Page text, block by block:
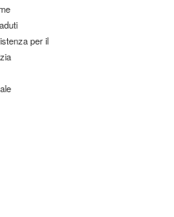
per il